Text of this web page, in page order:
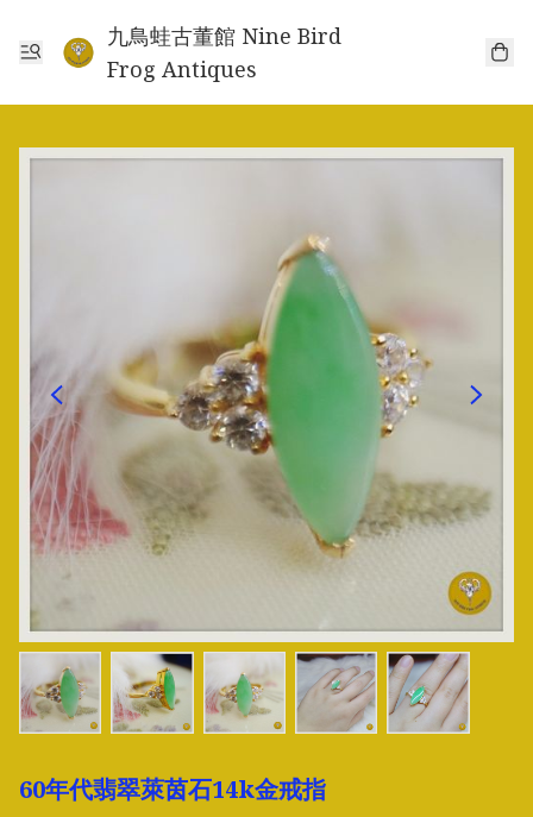
九鳥蛙古董館 Nine Bird
Frog Antiques
60年代翡翠萊茵石14k金戒指